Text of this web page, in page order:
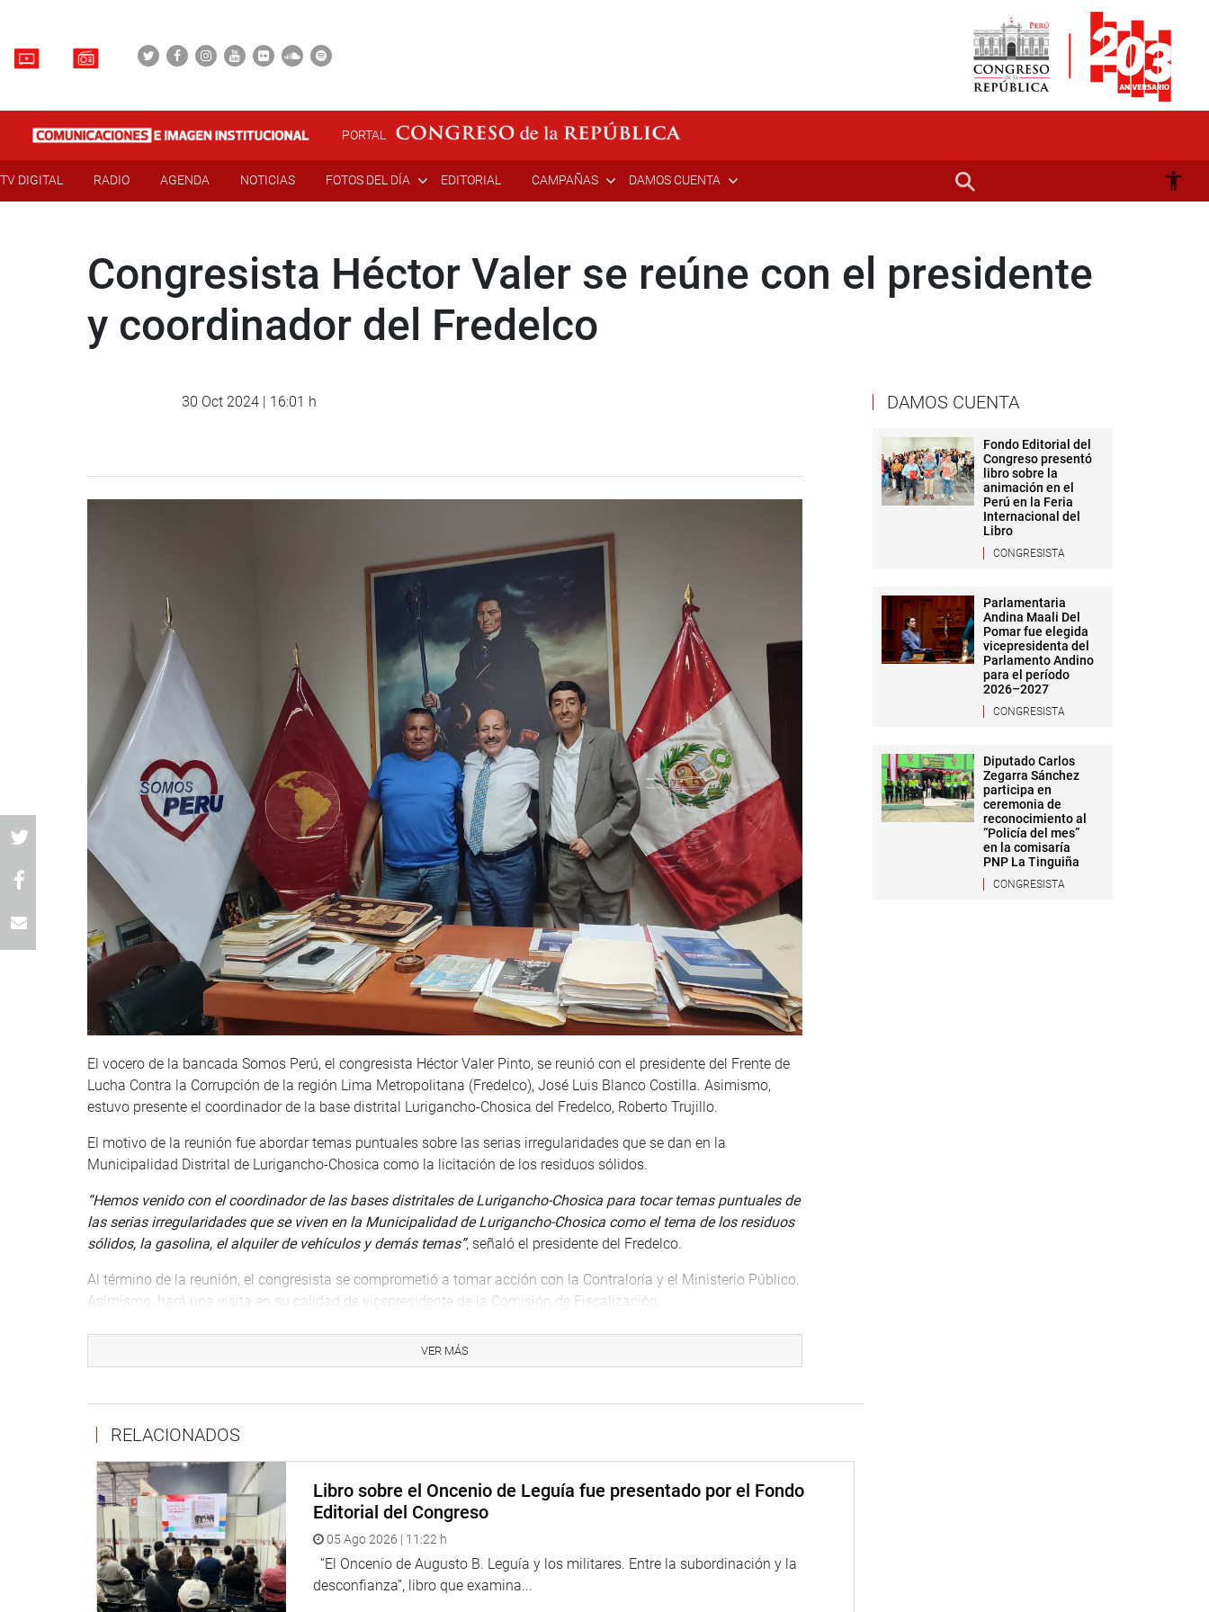
PORTAL
TV DIGITAL RADIO AGENDA NOTICIAS FOTOS DEL DÍA EDITORIAL CAMPAÑAS DAMOS CUENTA
Congresista Héctor Valer se reúne con el presidente
y coordinador del Fredelco
30 Oct 2024 | 16:01 h
El vocero de la bancada Somos Perú, el congresista Héctor Valer Pinto, se reunió con el presidente del Frente de
Lucha Contra la Corrupción de la región Lima Metropolitana (Fredelco), José Luis Blanco Costilla. Asimismo,
estuvo presente el coordinador de la base distrital Lurigancho-Chosica del Fredelco, Roberto Trujillo.
El motivo de la reunión fue abordar temas puntuales sobre las serias irregularidades que se dan en la
Municipalidad Distrital de Lurigancho-Chosica como la licitación de los residuos sólidos.
“Hemos venido con el coordinador de las bases distritales de Lurigancho-Chosica para tocar temas puntuales de
las serias irregularidades que se viven en la Municipalidad de Lurigancho-Chosica como el tema de los residuos
sólidos, la gasolina, el alquiler de vehículos y demás temas”, señaló el presidente del Fredelco.
Al término de la reunión, el congresista se comprometió a tomar acción con la Contraloría y el Ministerio Público.
Asimismo, hará una visita en su calidad de vicepresidente de la Comisión de Fiscalización.
“Hay un compromiso. Se va a constatar al lugar de los hechos como vicepresidente de la Comisión de
Fiscalización a seguir con las informaciones que le hemos dado a fiscalizar con la intervención del Ministerio
VER MÁS
RELACIONADOS
Libro sobre el Oncenio de Leguía fue presentado por el Fondo
Editorial del Congreso
05 Ago 2026 | 11:22 h
“El Oncenio de Augusto B. Leguía y los militares. Entre la subordinación y la
desconfianza”, libro que examina...
DAMOS CUENTA
Fondo Editorial del
Congreso presentó
libro sobre la
animación en el
Perú en la Feria
Internacional del
Libro
CONGRESISTA
Parlamentaria
Andina Maali Del
Pomar fue elegida
vicepresidenta del
Parlamento Andino
para el período
2026–2027
CONGRESISTA
Diputado Carlos
Zegarra Sánchez
participa en
ceremonia de
reconocimiento al
“Policía del mes”
en la comisaría
PNP La Tinguiña
CONGRESISTA